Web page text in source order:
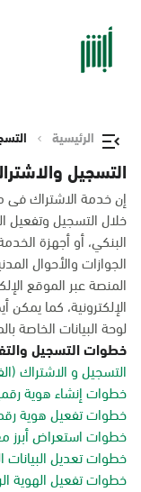
الرئيسية
التسجيل
إن خدمة الاشتراك فى
خلال التسجيل وتفعيل
البنكي، أو أجهزة
الجوازات والأحوال
المنصة عبر الموقع
الإلكترونية، كما يمكن
لوحة البيانات الخاصة
خطوات التسجيل
التسجيل و الاشتراك
خطوات إنشاء هوية
خطوات تفعيل هوية
خطوات استعراض أبرز
خطوات تعديل
خطوات تفعيل الهوية